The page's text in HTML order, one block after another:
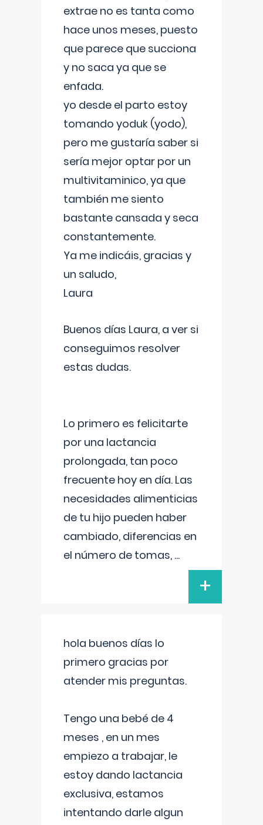
extrae no es tanta como
hace unos meses, puesto
que parece que succiona
y no saca ya que se
enfada.
yo desde el parto estoy
tomando yoduk (yodo),
pero me gustaría saber si
sería mejor optar por un
multivitaminico, ya que
también me siento
bastante cansada y seca
constantemente.
Ya me indicáis, gracias y
un saludo,
Laura
Buenos días Laura, a ver si
conseguimos resolver
estas dudas.
Lo primero es felicitarte
por una lactancia
prolongada, tan poco
frecuente hoy en día. Las
necesidades alimenticias
de tu hijo pueden haber
cambiado, diferencias en
el número de tomas, ...
+
hola buenos días lo
primero gracias por
atender mis preguntas.
Tengo una bebé de 4
meses , en un mes
empiezo a trabajar, le
estoy dando lactancia
exclusiva, estamos
intentando darle algun